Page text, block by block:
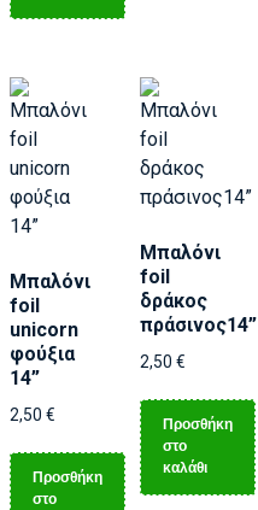
Μπαλόνι
foil
unicorn
φούξια
14”
2,50 €
Προσθήκη
στο
Μπαλόνι
foil
δράκος
πράσινος14”
2,50 €
Προσθήκη
στο
καλάθι